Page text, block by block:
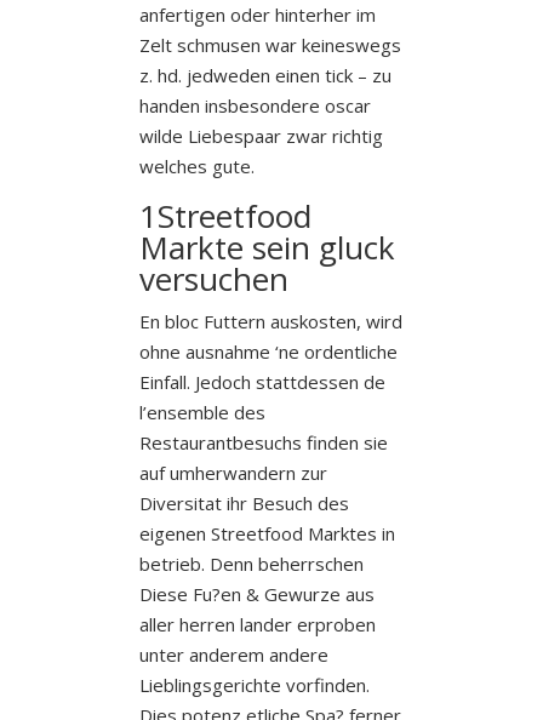
anfertigen oder hinterher im
Zelt schmusen war keineswegs
z. hd. jedweden einen tick – zu
handen insbesondere oscar
wilde Liebespaar zwar richtig
welches gute.
1Streetfood
Markte sein gluck
versuchen
En bloc Futtern auskosten, wird
ohne ausnahme ‘ne ordentliche
Einfall. Jedoch stattdessen de
l’ensemble des
Restaurantbesuchs finden sie
auf umherwandern zur
Diversitat ihr Besuch des
eigenen Streetfood Marktes in
betrieb. Denn beherrschen
Diese Fu?en & Gewurze aus
aller herren lander erproben
unter anderem andere
Lieblingsgerichte vorfinden.
Dies potenz etliche Spa? ferner